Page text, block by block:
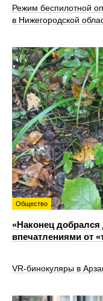
Режим беспилотной
в Нижегородской
Общество
«Наконец
впечатлениями от
VR‑бинокуляры в